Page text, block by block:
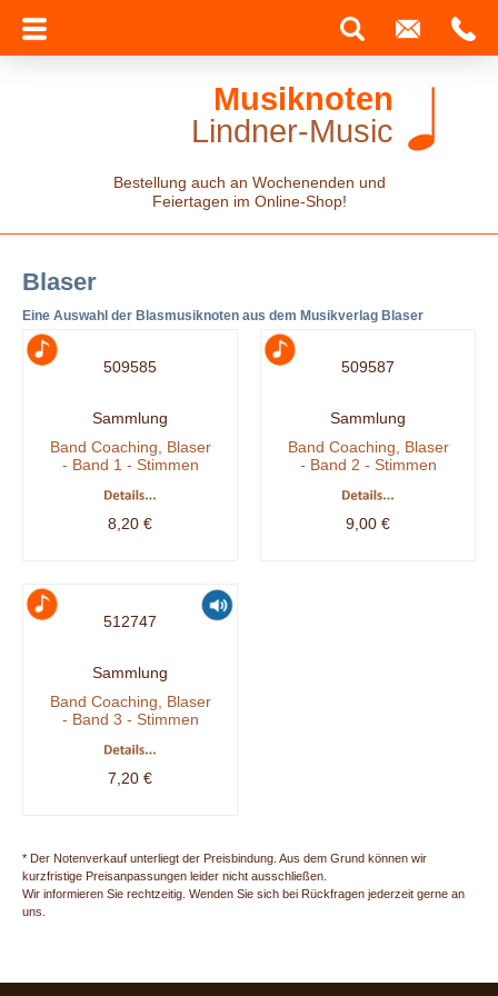
Musiknoten
Lindner-Music
Bestellung auch an Wochenenden und
Feiertagen im Online-Shop!
Blaser
Eine Auswahl der Blasmusiknoten aus dem Musikverlag Blaser
509585
Sammlung
Band Coaching, Blaser
- Band 1 - Stimmen
8,20 €
509587
Sammlung
Band Coaching, Blaser
- Band 2 - Stimmen
9,00 €
512747
Sammlung
Band Coaching, Blaser
- Band 3 - Stimmen
7,20 €
* Der Notenverkauf unterliegt der Preisbindung. Aus dem Grund können wir
kurzfristige Preisanpassungen leider nicht ausschließen.
Wir informieren Sie rechtzeitig. Wenden Sie sich bei Rückfragen jederzeit gerne an
uns.